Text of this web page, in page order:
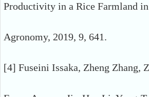
Productivity in a Rice Farmland in
Agronomy, 2019, 9, 641.
[4] Fuseini Issaka, Zheng Zhang,